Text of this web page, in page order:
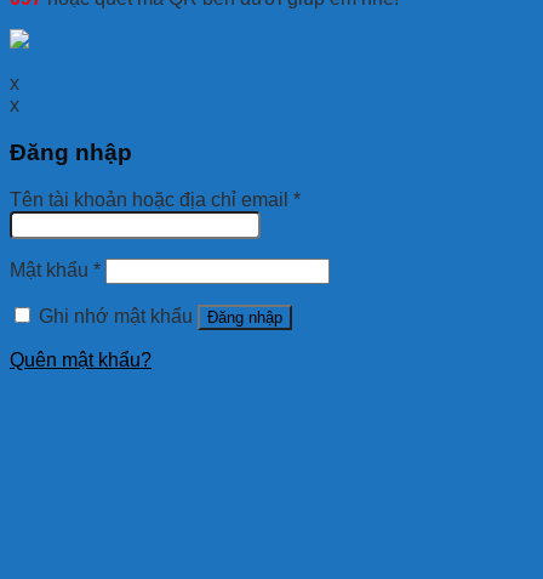
x
x
Đăng nhập
Tên tài khoản hoặc địa chỉ email *
Mật khẩu *
Ghi nhớ mật khẩu Đăng nhập
Quên mật khẩu?